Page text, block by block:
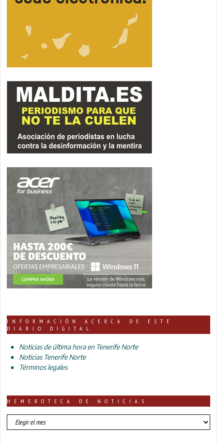
INFORMACIÓN ACERCA DE ESTE
DIARIO DIGITAL
Noticias de última hora en Tenerife Norte
Noticias Tenerife Norte
Términos legales
HEMEROTECA DE NOTICIAS
HEMEROTECA
DE